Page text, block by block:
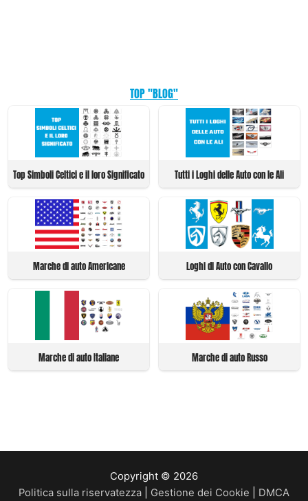
TOP "BLOG"
Top Simboli Celtici e il loro Significato Tutti i Loghi delle Auto con le Ali
Marche di auto Americane Loghi di Auto con Cavallo
Marche di auto Italiane Marche di auto Russo
Copyright © 2026
Politica sulla riservatezza
Gestione dei Cookie DMCA